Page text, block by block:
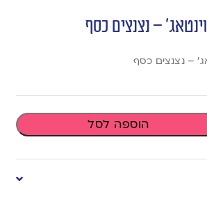
– נצנצים כסף
– נצנצים כסף
הוספה לסל